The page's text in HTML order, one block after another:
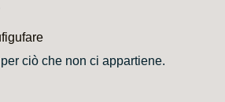
ciò che non ci appartiene.